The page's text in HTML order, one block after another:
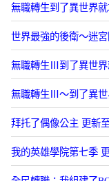
無職轉生到了異世界
世界最強的後衛～迷
無職轉生Ⅲ到了異世界
無職轉生Ⅲ～到了異世
拜托了偶像公主 更新
我的英雄學院第七季